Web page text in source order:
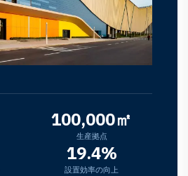
100,000㎡
生産拠点
19.4%
設置効率の向上